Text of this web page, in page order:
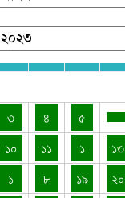
৩
৪ ৫
১০
১১ ১ ১৩
১
৮ ১৯ ২০